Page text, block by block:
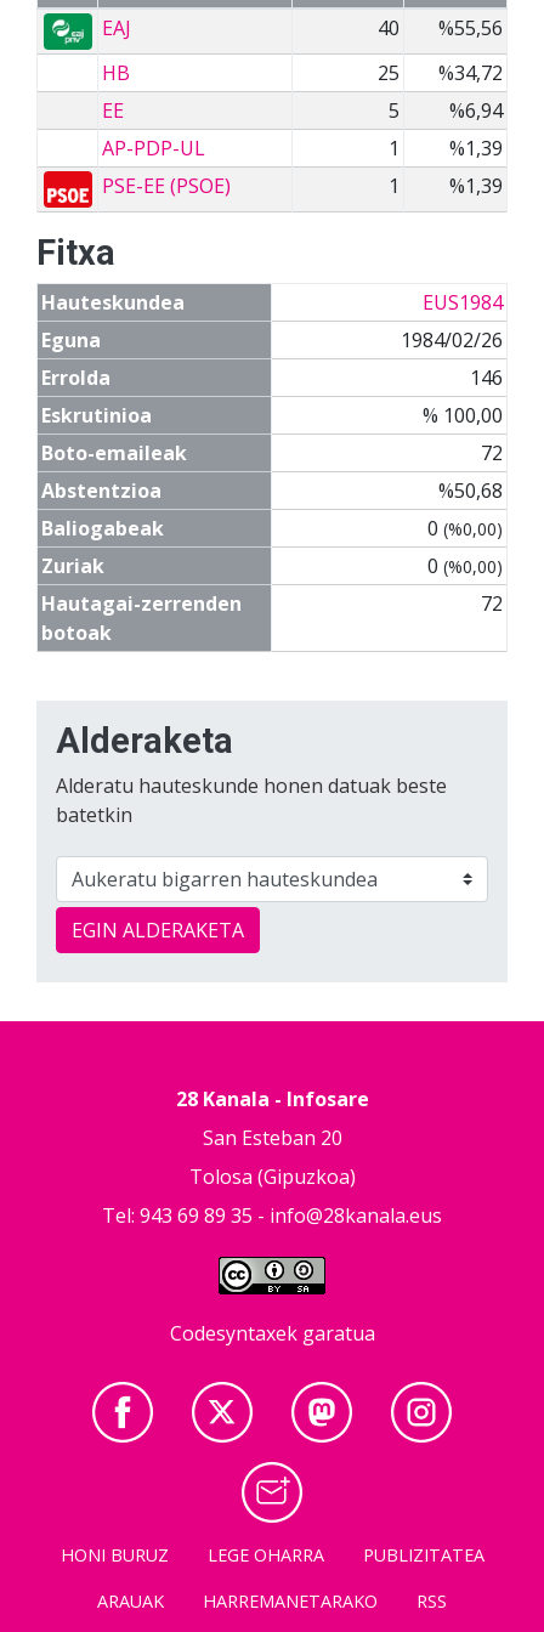
EAJ
40
%55,56
HB
25
%34,72
EE
5
%6,94
AP-PDP-UL
1
%1,39
PSE-EE (PSOE)
1 %1,39
Fitxa
Hauteskundea
EUS1984
Eguna
1984/02/26
Errolda
146
Eskrutinioa
% 100,00
Boto-emaileak
72
Abstentzioa
%50,68
Baliogabeak
0 (%0,00)
Zuriak 0 (%0,00)
Hautagai-zerrenden
botoak
72
Alderaketa
Alderatu hauteskunde honen datuak beste
batetkin
EGIN ALDERAKETA
28 Kanala - Infosare
San Esteban 20
Tolosa (Gipuzkoa)
Tel: 943 69 89 35 - info@28kanala.eus
Codesyntaxek garatua
HONI BURUZ LEGE OHARRA
PUBLIZITATEA
ARAUAK
HARREMANETARAKO RSS